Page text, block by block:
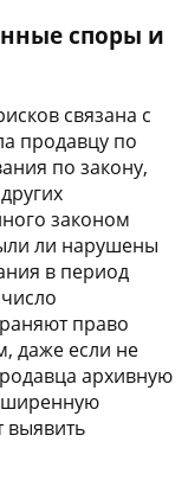
споры и
связана с
продавцу по
по закону,
законом
ли нарушены
в период
право
даже если не
архивную
выявить